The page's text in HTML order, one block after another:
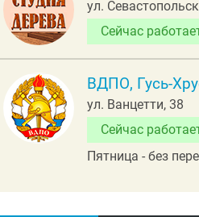
ул.
Сейчас
ВДПО, Гусь-
ул. Ванцетти, 38
Сейчас
Пятница - без